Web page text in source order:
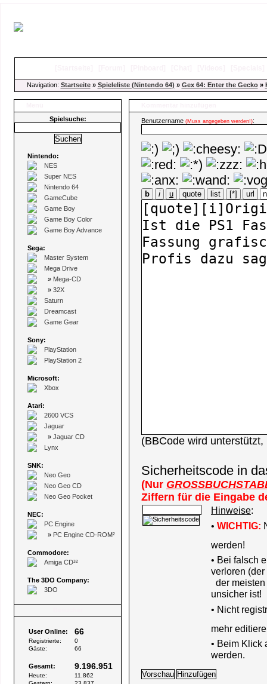
Navigation: Startseite» Spieleliste (Nintendo 64) » Gex 64: Enter the Gecko»
Spielsuche:
Nintendo:
NES
Super NES
Nintendo 64
GameCube
Game Boy
Game Boy Color
Game Boy Advance
Sega:
Master System
Mega Drive
» Mega-CD
» 32X
Saturn
Dreamcast
Game Gear
Sony:
PlayStation
PlayStation 2
Microsoft:
Xbox
Atari:
2600 VCS
Jaguar
» Jaguar CD
Lynx
SNK:
Neo Geo
Neo Geo CD
Neo Geo Pocket
NEC:
PC Engine
» PC Engine CD-ROM²
Commodore:
Amiga CD³²
The 3DO Company:
3DO
User Online: 66
Registrierte:
0
Gäste:
66
Gesamt: 9.196.951
Heute:
11.862
Benutzername (Muss angegeben werden!):
b i u quote list [*] url
(BBCode wird
Sicherheitscode in
(Nur
Ziffern für die Eingabe
Hinweise:
• WICHTIG:
werden!
• Bei falsch
verloren
der
unsicher ist!
• Nicht
mehr
• Beim Klick
werden.